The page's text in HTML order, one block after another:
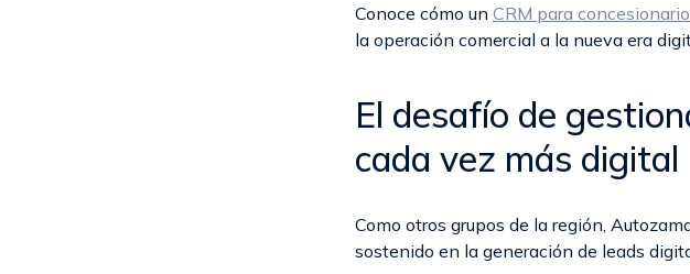
Conoce cómo un CRM para
la operación comercial a la nueva era
El desafío de
cada vez más digital
Como otros grupos de la región,
sostenido en la generación de leads